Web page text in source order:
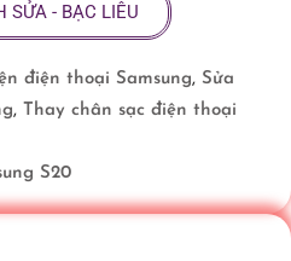
SỬA - BẠC LIÊU
điện thoại Samsung, Sửa
, Thay chân sạc điện thoại
S20